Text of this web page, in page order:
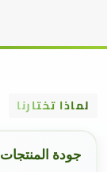
لماذا تختارنا
جودة المنتجات